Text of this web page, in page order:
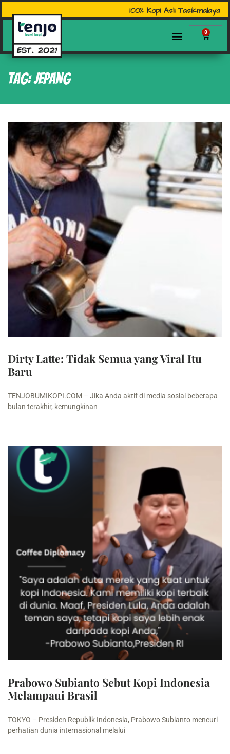
100% Kopi Asli Tasikmalaya
0
Tag: Jepang
Dirty Latte: Tidak Semua yang Viral Itu
Baru
TENJOBUMIKOPI.COM – Jika Anda aktif di media sosial beberapa
bulan terakhir, kemungkinan
Prabowo Subianto Sebut Kopi Indonesia
Melampaui Brasil
TOKYO – Presiden Republik Indonesia, Prabowo Subianto mencuri
perhatian dunia internasional melalui